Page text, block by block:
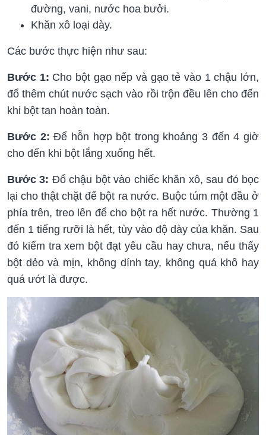
đường, vani, nước hoa bưởi.
Khăn xô loại dày.
Các bước thực hiện như sau:
Bước 1: Cho bột gạo nếp và gạo tẻ vào 1 chậu lớn,
đổ thêm chút nước sạch vào rồi trộn đều lên cho đến
khi bột tan hoàn toàn.
Bước 2:Để hỗn hợp bột trong khoảng 3 đến 4 giờ
cho đến khi bột lắng xuống hết.
Bước 3: Đổ chậu bột vào chiếc khăn xô, sau đó bọc
lại cho thật chặt để bột ra nước. Buộc túm một đầu ở
phía trên, treo lên để cho bột ra hết nước. Thường 1
đến 1 tiếng rưỡi là hết, tùy vào độ dày của khăn. Sau
đó kiểm tra xem bột đạt yêu cầu hay chưa, nếu thấy
bột dẻo và mịn, không dính tay, không quá khô hay
quá ướt là được.